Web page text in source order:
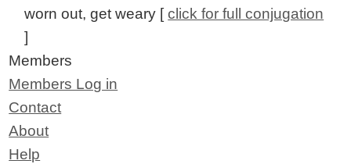
worn out, get weary [click for full conjugation
]
Members
Members Log in
Contact
About
Help